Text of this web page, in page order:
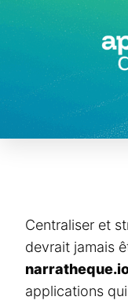
Centraliser et
devrait jamais
applications